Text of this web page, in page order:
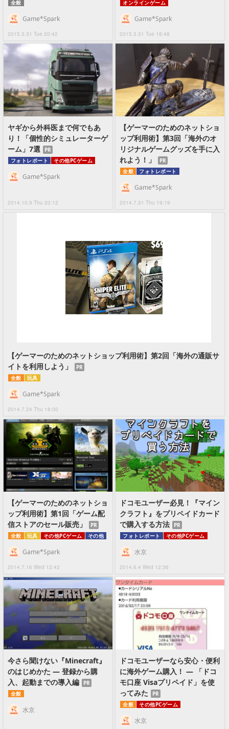
全般
2015.3.31 Tue 20:42
Game*Spark
オンラインゲーム
2015.3.31 Tue 18:48
Game*Spark
ヤギから外科医まで何でもあ
り！「個性的シミュレーターゲ
ーム」7選
PR
フォトレポート
その他PCゲーム
2014.10.9 Thu 20:12
Game*Spark
【ゲーマーのためのネットショ
ップ利用術】第3回「海外のオ
リジナルゲームグッズを手に入
れよう！」
PR
全般
フォトレポート
2014.7.31 Thu 19:19
Game*Spark
【ゲーマーのためのネットショップ利用術】第2回「海外の通販サ
イトを利用しよう」
PR
全般
玩具
2014.7.24 Thu 18:00
Game*Spark
【ゲーマーのためのネットショ
ップ利用術】第1回「ゲーム配
信ストアのセール販売」
PR
全般
玩具 その他PCゲーム その他
2014.7.16 Wed 12:42
Game*Spark
ドコモユーザー必見！『マイン
クラフト』をプリペイドカード
で購入する方法
PR
フォトレポート
その他PCゲーム
2014.6.4 Wed 12:36
水京
今さら聞けない『Minecraft』
のはじめかた ― 登録から購
入、起動までの導入編
PR
全般
水京
ドコモユーザーなら安心・便利
に海外ゲーム購入！ ― 「ドコ
モ口座 Visaプリペイド」を使
ってみた
PR
全般
その他PCゲーム
水京